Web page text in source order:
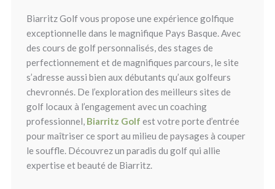
Biarritz Golf vous propose une expérience golfique
exceptionnelle dans le magnifique Pays Basque. Avec
des cours de golf personnalisés, des stages de
perfectionnement et de magnifiques parcours, le site
s’adresse aussi bien aux débutants qu’aux golfeurs
chevronnés. De l’exploration des meilleurs sites de
golf locaux à l’engagement avec un coaching
professionnel, Biarritz Golf est votre porte d’entrée
pour maîtriser ce sport au milieu de paysages à couper
le souffle. Découvrez un paradis du golf qui allie
expertise et beauté de Biarritz.